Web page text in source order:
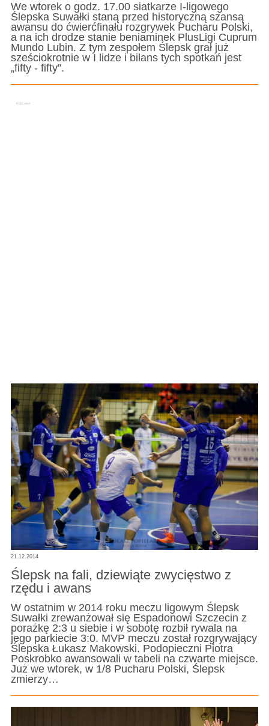
We wtorek o godz. 17.00 siatkarze I-ligowego
Ślepska Suwałki staną przed historyczną szansą
awansu do ćwierćfinału rozgrywek Pucharu Polski,
a na ich drodze stanie beniaminek PlusLigi Cuprum
Mundo Lubin. Z tym zespołem Ślepsk grał już
sześciokrotnie w I lidze i bilans tych spotkań jest
„fifty - fifty”.
21.12.2014
Ślepsk na fali, dziewiąte zwycięstwo z
rzędu i awans
W ostatnim w 2014 roku meczu ligowym Ślepsk
Suwałki zrewanżował się Espadonowi Szczecin z
porażkę 2:3 u siebie i w sobotę rozbił rywala na
jego parkiecie 3:0. MVP meczu został rozgrywający
Ślepska Łukasz Makowski. Podopieczni Piotra
Poskrobko awansowali w tabeli na czwarte miejsce.
Już we wtorek, w 1/8 Pucharu Polski, Ślepsk
zmierzy…